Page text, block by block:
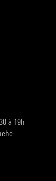
à 19h